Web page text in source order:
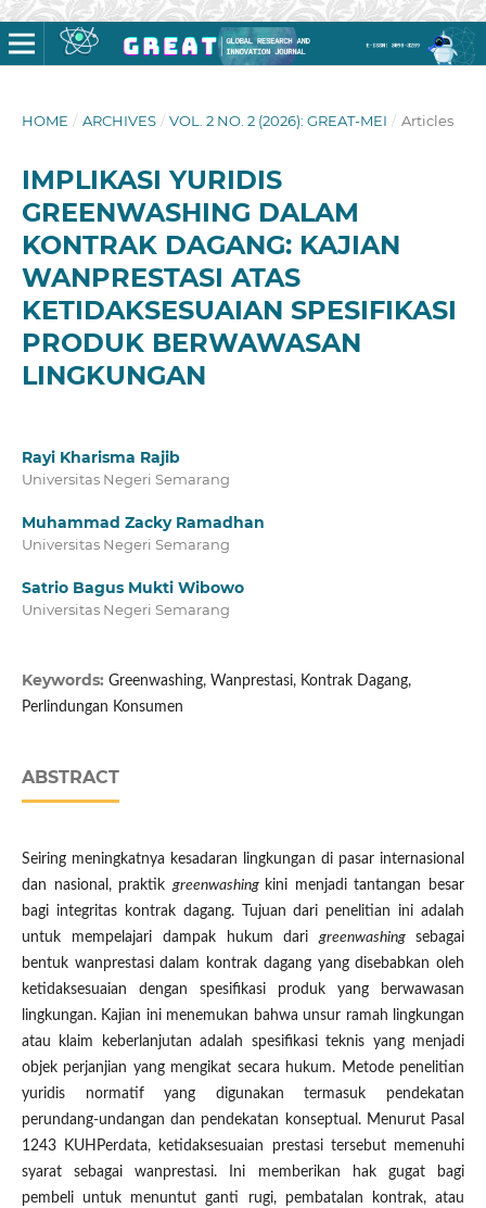
HOME / ARCHIVES / VOL. 2 NO. 2 (2026): GREAT-MEI / Articles
IMPLIKASI YURIDIS
GREENWASHING DALAM
KONTRAK DAGANG: KAJIAN
WANPRESTASI ATAS
KETIDAKSESUAIAN SPESIFIKASI
PRODUK BERWAWASAN
LINGKUNGAN
Rayi Kharisma Rajib
Universitas Negeri Semarang
Muhammad Zacky Ramadhan
Universitas Negeri Semarang
Satrio Bagus Mukti Wibowo
Universitas Negeri Semarang
Keywords: Greenwashing, Wanprestasi, Kontrak Dagang,
Perlindungan Konsumen
ABSTRACT
Seiring meningkatnya kesadaran lingkungan di pasar internasional
dan nasional, praktikgreenwashing kini menjadi tantangan besar
bagi integritas kontrak dagang. Tujuan dari penelitian ini adalah
untuk mempelajari dampak hukum darigreenwashingsebagai
bentuk wanprestasi dalam kontrak dagang yang disebabkan oleh
ketidaksesuaian dengan spesifikasi produk yang berwawasan
lingkungan. Kajian ini menemukan bahwa unsur ramah lingkungan
atau klaim keberlanjutan adalah spesifikasi teknis yang menjadi
objek perjanjian yang mengikat secara hukum. Metode penelitian
yuridis normatif yang digunakan termasuk pendekatan
perundang-undangan dan pendekatan konseptual. Menurut Pasal
1243 KUHPerdata, ketidaksesuaian prestasi tersebut memenuhi
syarat sebagai wanprestasi. Ini memberikan hak gugat bagi
pembeli untuk menuntut ganti rugi, pembatalan kontrak, atau